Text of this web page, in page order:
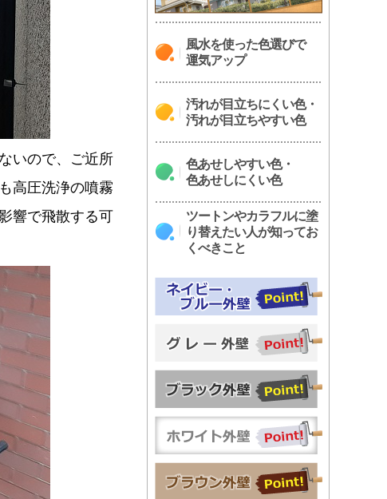
いので、ご近所
高圧洗浄の噴霧
響で飛散する可
風水を使った色選びで
運気アップ
汚れが目立ちにくい色・
汚れが目立ちやすい色
色あせしやすい色・
色あせしにくい色
ツートンやカラフルに塗
り替えたい人が知ってお
くべきこと